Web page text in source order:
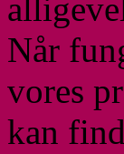
Når
vores
kan